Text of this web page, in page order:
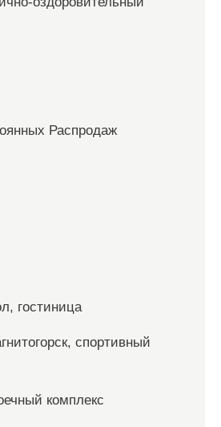
Распродаж
гостиница
спортивный
комплекс